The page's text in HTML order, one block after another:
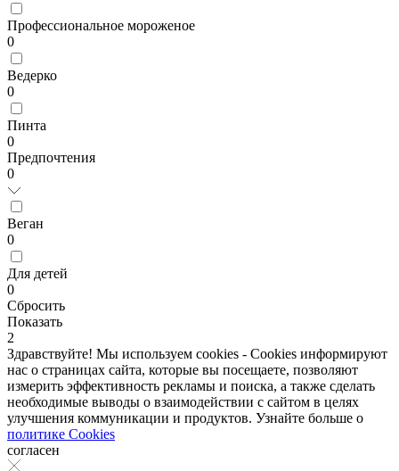
Профессиональное мороженое
0
Ведерко
0
Пинта
0
Предпочтения
0
Веган
0
Для детей
0
Сбросить
Показать
2
Здравствуйте! Мы используем cookies - Cookies информируют
нас о страницах сайта, которые вы посещаете, позволяют
измерить эффективность рекламы и поиска, а также сделать
необходимые выводы о взаимодействии с сайтом в целях
улучшения коммуникации и продуктов. Узнайте больше о
политике Cookies
согласен